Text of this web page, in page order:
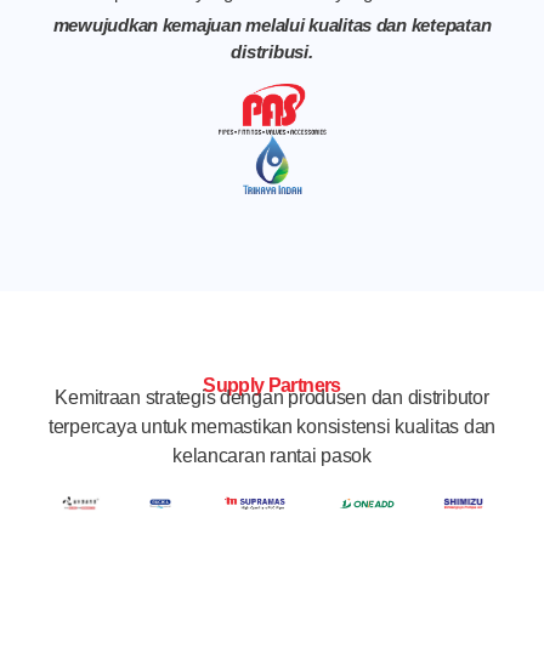
mewujudkan kemajuan melalui kualitas dan ketepatan
distribusi.
Supply Partners
Kemitraan strategis dengan produsen dan distributor
terpercaya untuk memastikan konsistensi kualitas dan
kelancaran rantai pasok